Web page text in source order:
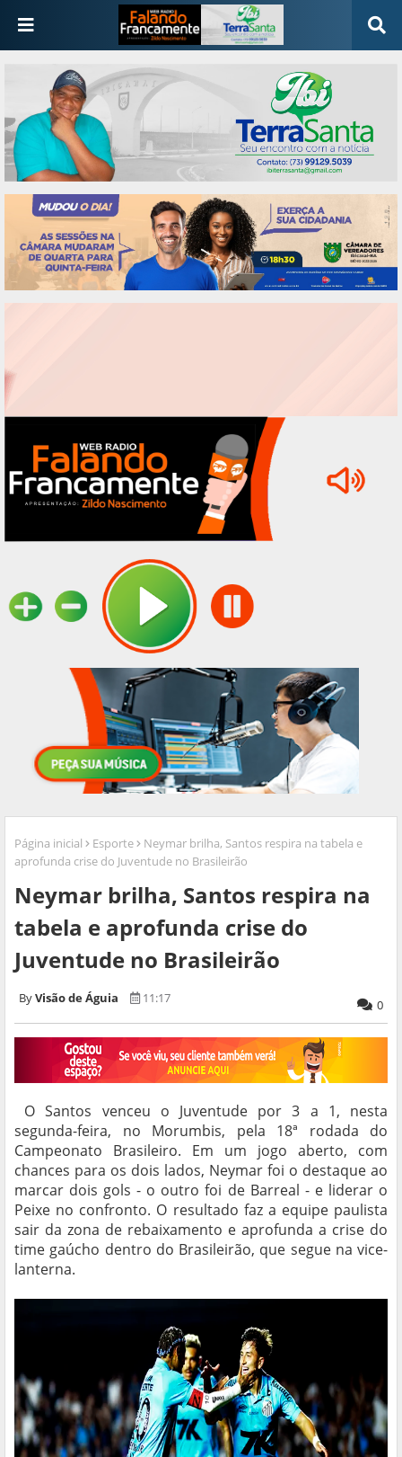
Página inicial Esporte
Neymar brilha, Santos respira na tabela e
aprofunda crise do Juventude no Brasileirão
Neymar brilha, Santos respira na
tabela e aprofunda crise do
Juventude no Brasileirão
Visão de Águia 11:17 0
O Santos venceu o Juventude por 3 a 1, nesta
segunda-feira, no Morumbis, pela 18ª rodada do
Campeonato Brasileiro. Em um jogo aberto, com
chances para os dois lados, Neymar foi o destaque ao
marcar dois gols - o outro foi de Barreal - e liderar o
Peixe no confronto. O resultado faz a equipe paulista
sair da zona de rebaixamento e aprofunda a crise do
time gaúcho dentro do Brasileirão, que segue na vice-
lanterna.